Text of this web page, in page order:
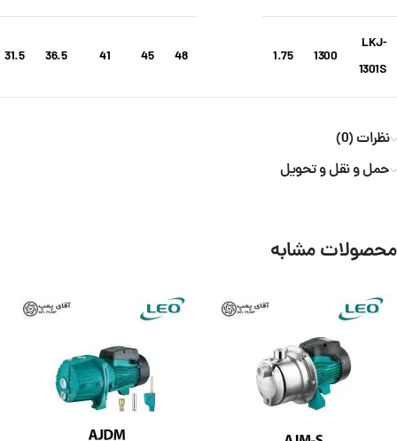
LKJ-
1301S
1300
1.75
48
45
41
36.5
31.5
نظرات (0)
حمل و نقل و تحویل
محصولات مشابه